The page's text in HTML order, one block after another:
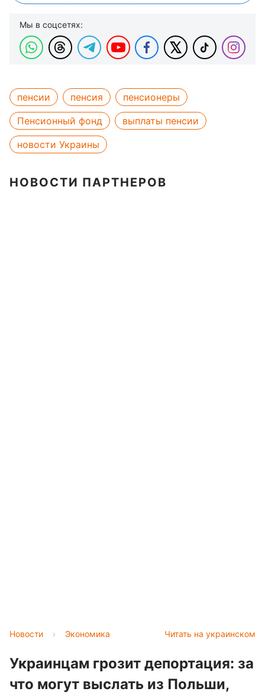
Мы в соцсетях:
пенсии пенсия
пенсионеры
Пенсионный фонд
выплаты пенсии
новости Украины
НОВОСТИ ПАРТНЕРОВ
Читать на украинском
Новости › Экономика
Украинцам грозит депортация: за
что могут выслать из Польши,